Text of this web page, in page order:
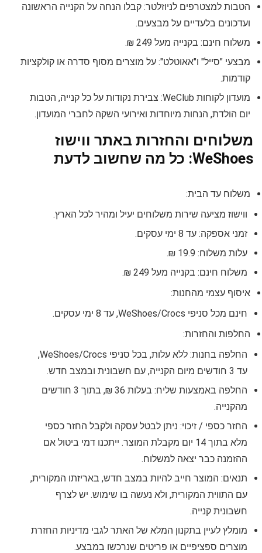
הטבות למצטרפים לניוזלטר: קבלו הנחה על הקנייה הראשונה
ועדכונים בלעדיים על מבצעים.
משלוח חינם: בקנייה מעל 249 ₪.
מבצעי "סייל" ו"אאוטלט": על מוצרים מסוף סדרה או קולקציות
קודמות.
מועדון לקוחות WeClub: צבירת נקודות על כל קנייה, הטבות
יום הולדת, הנחות מיוחדות ואירועי השקה לחברי המועדון.
משלוחים והחזרות באתר ווישוז
WeShoes: כל מה שחשוב לדעת
משלוח עד הבית:
ווישוז מציעה שירות משלוחים יעיל ומהיר לכל הארץ.
זמני אספקה: עד 8 ימי עסקים.
עלות משלוח: 19.9 ₪.
משלוח חינם: בקנייה מעל 249 ₪.
איסוף עצמי מהחנות:
חינם מכל סניפי WeShoes/Crocs, עד 8 ימי עסקים.
החלפות והחזרות:
החלפה בחנות: ללא עלות, בכל סניפי WeShoes/Crocs,
עד 3 חודשים מיום הקנייה, עם חשבונית ובמצב חדש.
החלפה באמצעות שליח: בעלות 36 ₪, בתוך 3 חודשים
מהקנייה.
החזר כספי / זיכוי: ניתן לבטל עסקה ולקבל החזר כספי
מלא בתוך 14 יום מקבלת המוצר. ייתכנו דמי ביטול אם
ההזמנה כבר יצאה למשלוח.
תנאים: המוצר חייב להיות במצב חדש, באריזתו המקורית,
עם התווית המקורית, ולא נעשה בו שימוש. יש לצרף
חשבונית קנייה.
מומלץ לעיין בתקנון המלא של האתר לגבי מדיניות החזרת
מוצרים ספציפיים או פריטים שנרכשו במבצע.